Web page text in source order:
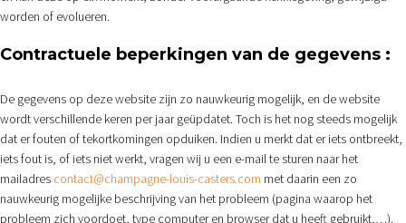
worden of evolueren.
Contractuele beperkingen van de gegevens :
De gegevens op deze website zijn zo nauwkeurig mogelijk, en de website
wordt verschillende keren per jaar geüpdatet. Toch is het nog steeds mogelijk
dat er fouten of tekortkomingen opduiken. Indien u merkt dat er iets ontbreekt,
iets fout is, of iets niet werkt, vragen wij u een e-mail te sturen naar het
mailadres contact@champagne-louis-casters.com met daarin een zo
nauwkeurig mogelijke beschrijving van het probleem (pagina waarop het
probleem zich voordoet, type computer en browser dat u heeft gebruikt,…).